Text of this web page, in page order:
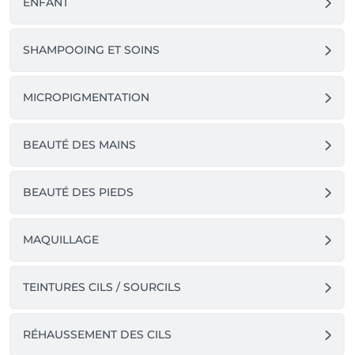
SHAMPOOING ET SOINS
MICROPIGMENTATION
BEAUTÉ DES MAINS
BEAUTÉ DES PIEDS
MAQUILLAGE
TEINTURES CILS / SOURCILS
RÉHAUSSEMENT DES CILS